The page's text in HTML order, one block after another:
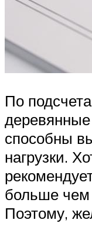
По
способны
нагрузки.
больше чем
Поэтому,